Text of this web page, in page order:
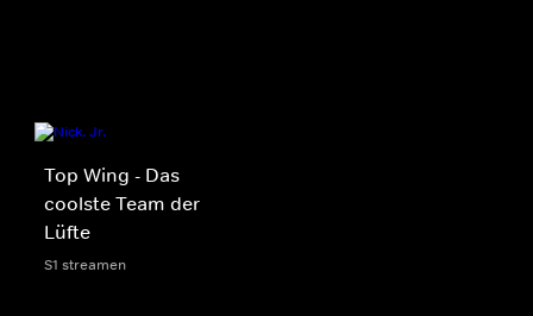
Top Wing - Das
coolste Team der
Lüfte
S1 streamen